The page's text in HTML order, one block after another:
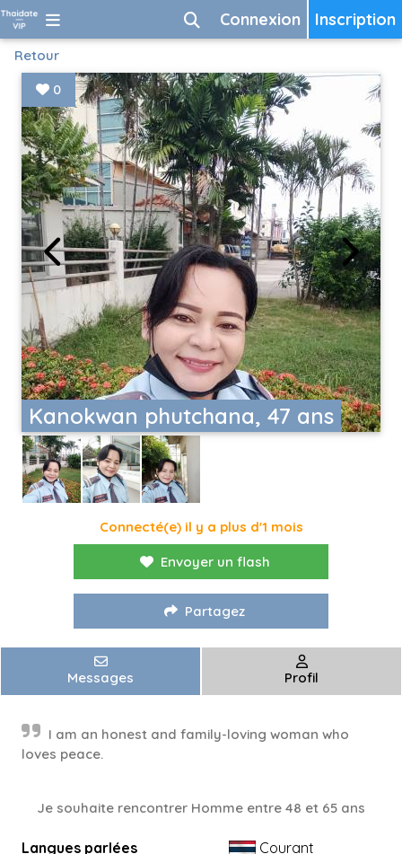
Inscription
Connexion
Retour
Kanokwan phutchana, 47 ans
0
Connecté(e) il y a plus d'1 mois
Envoyer un flash
Partagez
Messages Profil
I am an honest and family-loving woman who
loves peace.
Je souhaite rencontrer Homme entre 48 et 65 ans
Langues parlées
Courant